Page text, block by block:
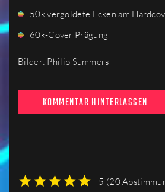
50k vergoldete Ecken am
60k-Cover Prägung
Bilder: Philip Summers
KOMMENTAR HINTERLASSEN
5 (20